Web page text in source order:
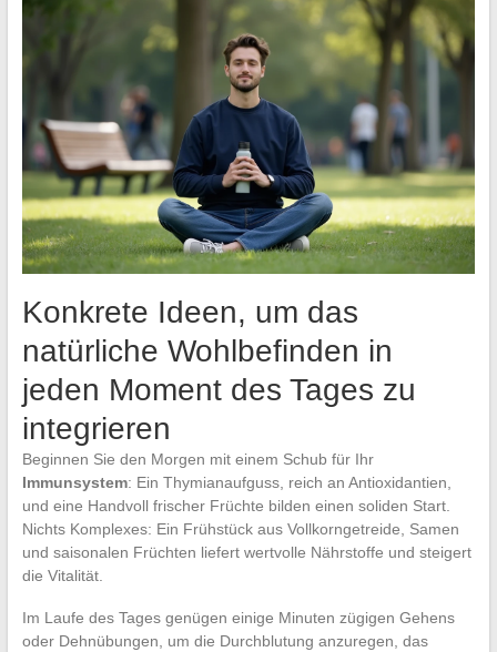
Konkrete Ideen, um das
natürliche Wohlbefinden in
jeden Moment des Tages zu
integrieren
Beginnen Sie den Morgen mit einem Schub für Ihr
Immunsystem: Ein Thymianaufguss, reich an Antioxidantien,
und eine Handvoll frischer Früchte bilden einen soliden Start.
Nichts Komplexes: Ein Frühstück aus Vollkorngetreide, Samen
und saisonalen Früchten liefert wertvolle Nährstoffe und steigert
die Vitalität.
Im Laufe des Tages genügen einige Minuten zügigen Gehens
oder Dehnübungen, um die Durchblutung anzuregen, das